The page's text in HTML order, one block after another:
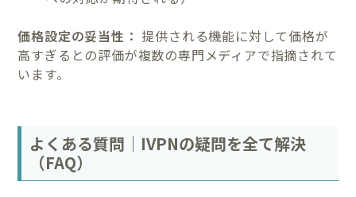
価格設定の妥当性： 提供される機能に対して価格が
高すぎるとの評価が複数の専門メディアで指摘されて
います。
よくある質問｜IVPNの疑問を全て解決
（FAQ）